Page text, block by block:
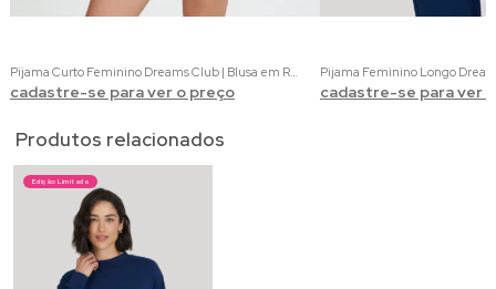
Pijama Curto Feminino Dreams Club | Blusa em Ribana Off White e Shorts em Molecotom Marinho
cadastre-se para ver o preço cadastre-se para ver
Produtos relacionados
Edição Limitada